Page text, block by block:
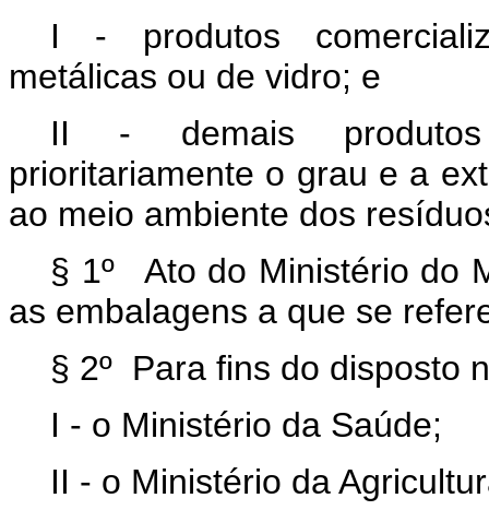
I - produtos
metálicas ou de vidro; e
II - demais produtos
prioritariamente o grau e a
ao meio ambiente dos
§ 1º Ato do Ministério do
as embalagens a que se
§ 2º Para fins do disposto
I - o Ministério da Saúde;
II - o Ministério da